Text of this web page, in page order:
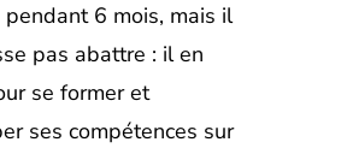
pendant 6 mois, mais il
pas abattre : il en
se former et
ses compétences sur